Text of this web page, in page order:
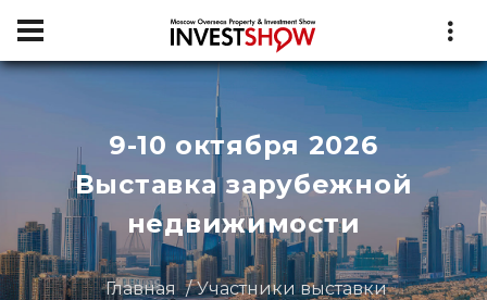
9-10 октября 2026
Выставка зарубежной
недвижимости
Главная
Участники выставки